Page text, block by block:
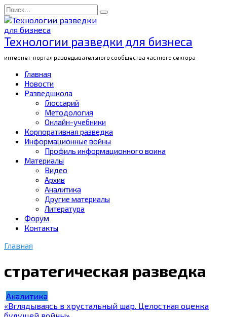
Перейти
к
содержанию
Search
for:
Технологии разведки для бизнеса
интернет-портал разведывательного сообщества частного сектора
Главная
Новости
Разведшкола
Глоссарий
Методология
Онлайн-учебники
Корпоративная разведка
Информационные войны
Профиль информационного воина
Материалы
Видео
Архив
Аналитика
Другие материалы
Литература
Форум
Контакты
Главная
стратегическая разведка
Аналитика
«Вглядываясь в хрустальный шар. Целостная оценка